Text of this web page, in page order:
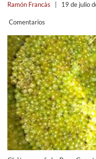
Ramón Francàs 19 de julio
Comentarios